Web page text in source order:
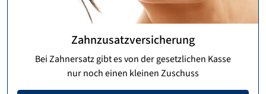
Zahnzusatzversicherung
Bei Zahnersatz gibt es von der gesetzlichen Kasse
nur noch einen kleinen Zuschuss